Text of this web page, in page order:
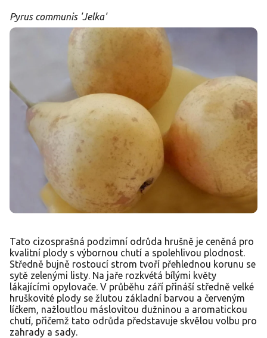
Pyrus communis 'Jelka'
Tato cizosprašná podzimní odrůda hrušně je ceněná pro
kvalitní plody s výbornou chutí a spolehlivou plodnost.
Středně bujně rostoucí strom tvoří přehlednou korunu se
sytě zelenými listy. Na jaře rozkvétá bílými květy
lákajícími opylovače. V průběhu září přináší středně velké
hruškovité plody se žlutou základní barvou a červeným
líčkem, nažloutlou máslovitou dužninou a aromatickou
chutí, přičemž tato odrůda představuje skvělou volbu pro
zahrady a sady.